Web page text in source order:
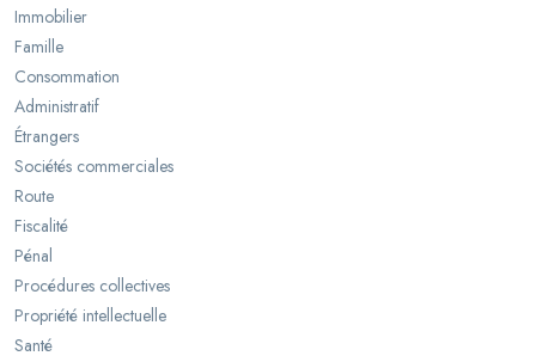
Immobilier
Famille
Consommation
Administratif
Étrangers
Sociétés commerciales
Route
Fiscalité
Pénal
Procédures collectives
Propriété intellectuelle
Santé